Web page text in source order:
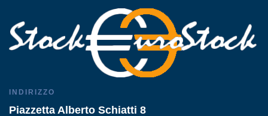
INDIRIZZO
Piazzetta Alberto Schiatti 8